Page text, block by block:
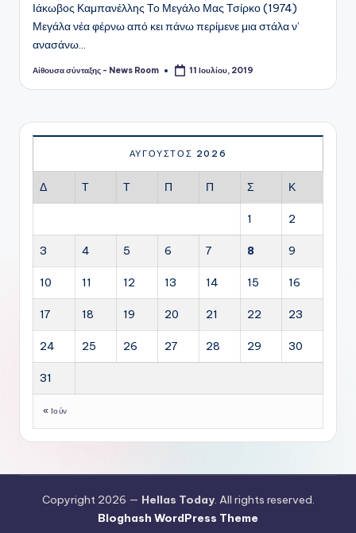
Ιάκωβος Καμπανέλλης Το Μεγάλο Μας Τσίρκο (1974)
Μεγάλα νέα φέρνω από κει πάνω περίμενε μια στάλα ν’
ανασάνω…
Συγγραφέας:
Αίθουσα σύνταξης - News Room 11 Ιουλίου, 2019
ΑΎΓΟΥΣΤΟΣ 2026
Δ Τ Τ Π Π Σ Κ
1 2
3 4 5 6 7 8 9
10 11 12 13 14 15 16
17 18 19 20 21 22 23
24 25 26 27 28 29 30
31
« Ιούν
Copyright 2026 — Hellas Today. All rights reserved.
Bloghash WordPress Theme